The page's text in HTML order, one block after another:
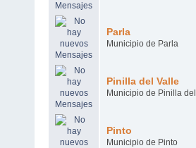
Parla
Municipio de Parla
Pinilla del Valle
Municipio de Pinilla
Pinto
Municipio de Pinto